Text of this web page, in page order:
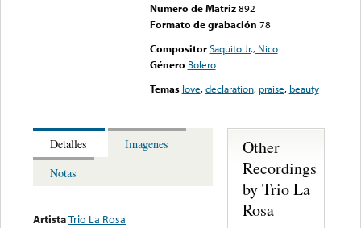
Numero de Matriz 892
Formato de grabación 78
Compositor Saquito Jr., Nico
Género Bolero
Temas love,declaration, praise, beauty
Detalles
Imagenes
Notas
ArtistaTrio La Rosa
Other
Recordings
by Trio La
Rosa